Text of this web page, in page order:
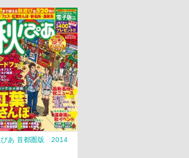
ぴあ 首都圏版 2014